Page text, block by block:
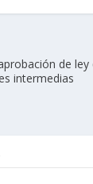
de ley
intermedias